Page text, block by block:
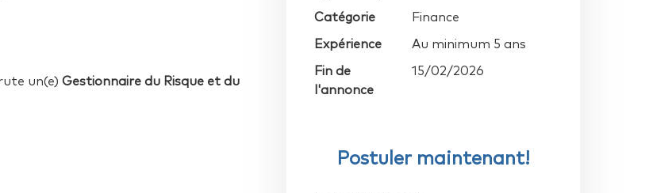
un(e) Gestionnaire du Risque et du
Catégorie Finance
Expérience Au minimum 5 ans
Fin de
l'annonce
15/02/2026
Postuler maintenant!